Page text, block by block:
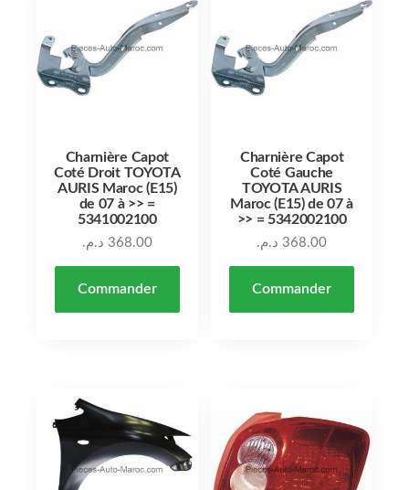
Charnière Capot
Coté Droit TOYOTA
AURIS Maroc (E15)
de 07 à >> =
5341002100
368.00 د.م.
Commander
Charnière Capot
Coté Gauche
TOYOTA AURIS
Maroc (E15) de 07 à
>> = 5342002100
368.00 د.م.
Commander